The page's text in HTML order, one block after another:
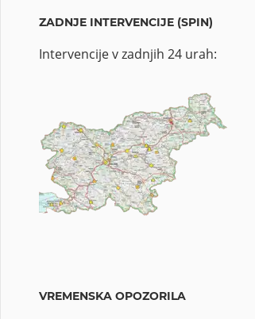
ZADNJE INTERVENCIJE (SPIN)
Intervencije v zadnjih 24 urah:
VREMENSKA OPOZORILA